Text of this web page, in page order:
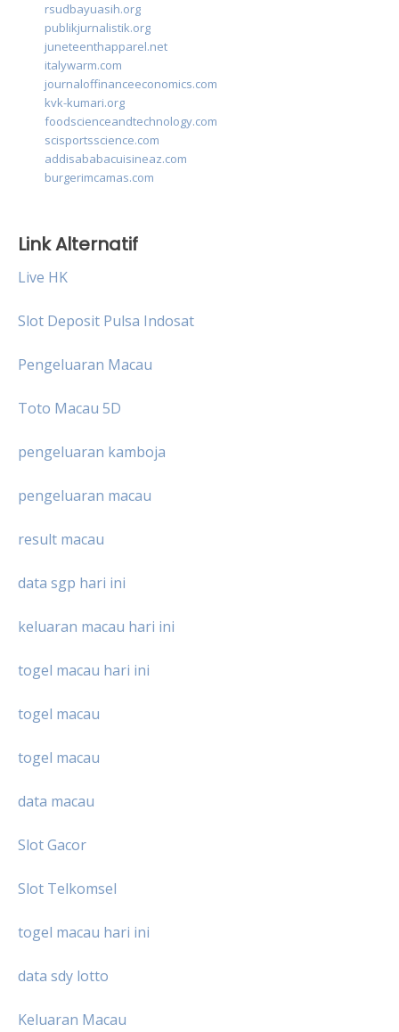
rsudbayuasih.org
publikjurnalistik.org
juneteenthapparel.net
italywarm.com
journaloffinanceeconomics.com
kvk-kumari.org
foodscienceandtechnology.com
scisportsscience.com
addisababacuisineaz.com
burgerimcamas.com
Link Alternatif
Live HK
Slot Deposit Pulsa Indosat
Pengeluaran Macau
Toto Macau 5D
pengeluaran kamboja
pengeluaran macau
result macau
data sgp hari ini
keluaran macau hari ini
togel macau hari ini
togel macau
togel macau
data macau
Slot Gacor
Slot Telkomsel
togel macau hari ini
data sdy lotto
Keluaran Macau